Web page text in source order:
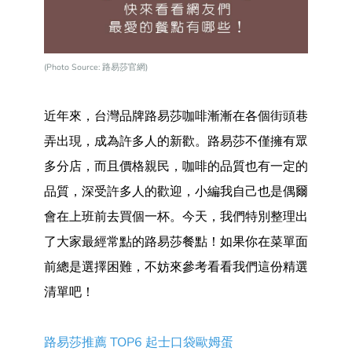
(Photo Source: 路易莎官網)
近年來，台灣品牌路易莎咖啡漸漸在各個街頭巷
弄出現，成為許多人的新歡。路易莎不僅擁有眾
多分店，而且價格親民，咖啡的品質也有一定的
品質，深受許多人的歡迎，小編我自己也是偶爾
會在上班前去買個一杯。今天，我們特別整理出
了大家最經常點的路易莎餐點！如果你在菜單面
前總是選擇困難，不妨來參考看看我們這份精選
清單吧！
路易莎推薦 TOP6 起士口袋歐姆蛋